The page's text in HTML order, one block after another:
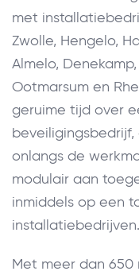
met
Zwolle, Hengelo,
Almelo,
Ootmarsum en
geruime tijd over
onlangs de
modulair aan
inmiddels op een
installatiebedrijven.
Met meer dan